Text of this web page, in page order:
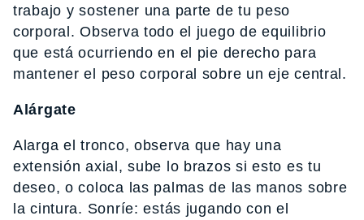
trabajo y sostener una parte de tu peso
corporal. Observa todo el juego de equilibrio
que está ocurriendo en el pie derecho para
mantener el peso corporal sobre un eje central.
Alárgate
Alarga el tronco, observa que hay una
extensión axial, sube lo brazos si esto es tu
deseo, o coloca las palmas de las manos sobre
la cintura. Sonríe: estás jugando con el